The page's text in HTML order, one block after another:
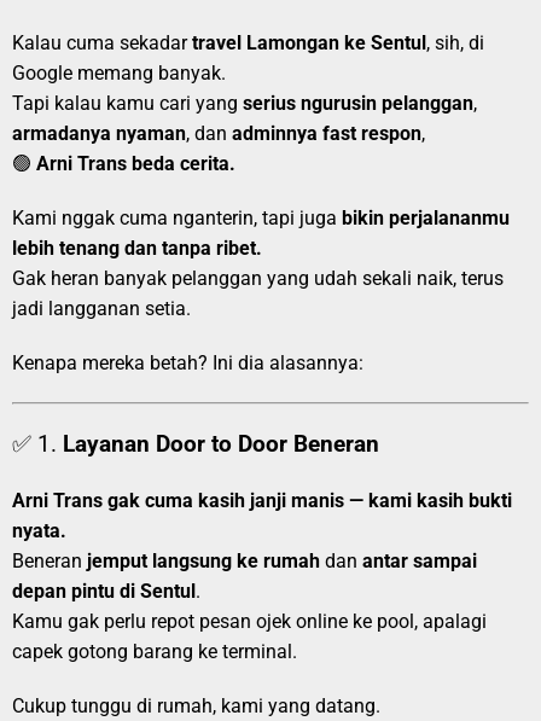
Kalau cuma sekadartravel Lamongan ke Sentul, sih, di
Google memang banyak.
Tapi kalau kamu cari yang serius ngurusin pelanggan,
armadanya nyaman, dan adminnya fast respon,
🟢 Arni Trans beda cerita.
Kami nggak cuma nganterin, tapi juga bikin perjalananmu
lebih tenang dan tanpa ribet.
Gak heran banyak pelanggan yang udah sekali naik, terus
jadi langganan setia.
Kenapa mereka betah? Ini dia alasannya:
✅ 1. Layanan Door to Door Beneran
Arni Trans gak cuma kasih janji manis — kami kasih bukti
nyata.
Beneran jemput langsung ke rumah dan antar sampai
depan pintu di Sentul.
Kamu gak perlu repot pesan ojek online ke pool, apalagi
capek gotong barang ke terminal.
Cukup tunggu di rumah, kami yang datang.